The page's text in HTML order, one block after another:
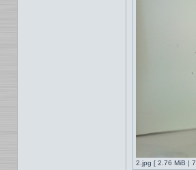
2.jpg [ 2.76 MiB |